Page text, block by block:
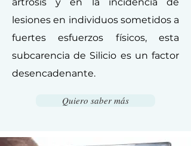
lesiones en individuos sometidos a
fuertes esfuerzos físicos, esta
subcarencia de Silicio es un factor
desencadenante.
Quiero saber más